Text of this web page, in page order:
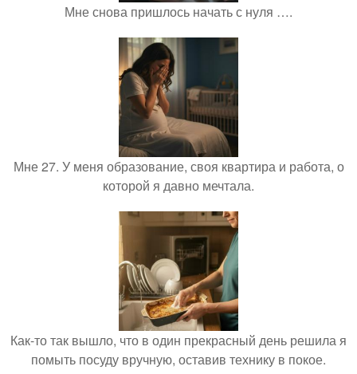
Мне снова пришлось начать с нуля ….
Мне 27. У меня образование, своя квартира и работа, о
которой я давно мечтала.
Как-то так вышло, что в один прекрасный день решила я
помыть посуду вручную, оставив технику в покое.